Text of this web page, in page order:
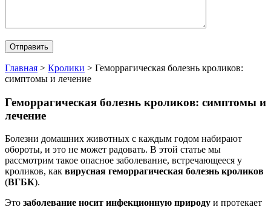
Главная > Кролики > Геморрагическая болезнь кроликов:
симптомы и лечение
Геморрагическая болезнь кроликов: симптомы и
лечение
Болезни домашних животных с каждым годом набирают
обороты, и это не может радовать. В этой статье мы
рассмотрим такое опасное заболевание, встречающееся у
кроликов, как вирусная геморрагическая болезнь кроликов
(ВГБК).
Это заболевание носит инфекционную природу и протекает